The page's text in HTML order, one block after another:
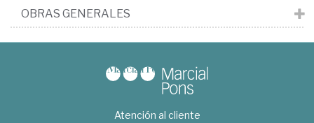
OBRAS GENERALES
Atención al cliente